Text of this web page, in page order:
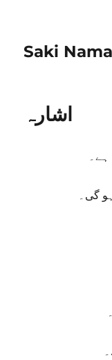
Saki Nama
اشارہ
گی۔